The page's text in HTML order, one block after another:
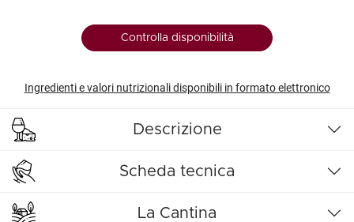
Controlla disponibilità
Ingredienti e valori nutrizionali disponibili in formato elettronico
Descrizione
Scheda tecnica
La Cantina